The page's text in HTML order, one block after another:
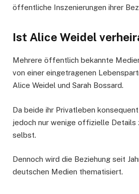
öffentliche Inszenierungen ihrer
Ist Alice Weidel
Mehrere öffentlich bekannte
von einer eingetragenen
Alice Weidel und Sarah Bossard.
Da beide ihr Privatleben
jedoch nur wenige offizielle Details
selbst.
Dennoch wird die Beziehung seit
deutschen Medien thematisiert.